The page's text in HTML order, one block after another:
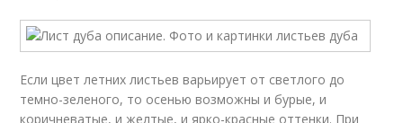
Если цвет летних листьев варьирует от светлого до
темно-зеленого, то осенью возможны и бурые, и
коричневатые, и желтые, и ярко-красные оттенки. При